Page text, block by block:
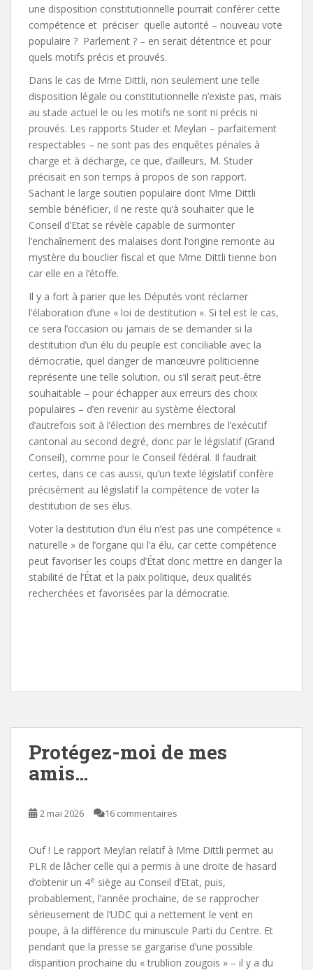
une disposition constitutionnelle pourrait conférer cette
compétence et préciser quelle autorité – nouveau vote
populaire ? Parlement ? – en serait détentrice et pour
quels motifs précis et prouvés.
Dans le cas de Mme Dittli, non seulement une telle
disposition légale ou constitutionnelle n’existe pas, mais
au stade actuel le ou les motifs ne sont ni précis ni
prouvés. Les rapports Studer et Meylan – parfaitement
respectables – ne sont pas des enquêtes pénales à
charge et à décharge, ce que, d’ailleurs, M. Studer
précisait en son temps à propos de son rapport.
Sachant le large soutien populaire dont Mme Dittli
semble bénéficier, il ne reste qu’à souhaiter que le
Conseil d’Etat se révèle capable de surmonter
l’enchaînement des malaises dont l’origine remonte au
mystère du bouclier fiscal et que Mme Dittli tienne bon
car elle en a l’étoffe.
Il y a fort à parier que les Députés vont réclamer
l’élaboration d’une « loi de destitution ». Si tel est le cas,
ce sera l’occasion ou jamais de se demander si la
destitution d’un élu du peuple est conciliable avec la
démocratie, quel danger de manœuvre politicienne
représente une telle solution, ou s’il serait peut-être
souhaitable – pour échapper aux erreurs des choix
populaires – d’en revenir au système électoral
d’autrefois soit à l’élection des membres de l’exécutif
cantonal au second degré, donc par le législatif (Grand
Conseil), comme pour le Conseil fédéral. Il faudrait
certes, dans ce cas aussi, qu’un texte législatif confère
précisément au législatif la compétence de voter la
destitution de ses élus.
Voter la destitution d’un élu n’est pas une compétence «
naturelle » de l’organe qui l’a élu, car cette compétence
peut favoriser les coups d’État donc mettre en danger la
stabilité de l’État et la paix politique, deux qualités
recherchées et favorisées par la démocratie.
Protégez-moi de mes
amis…
2 mai 2026 16 commentaires
Ouf ! Le rapport Meylan relatif à Mme Dittli permet au
PLR de lâcher celle qui a permis à une droite de hasard
d’obtenir un 4e siège au Conseil d’Etat, puis,
probablement, l’année prochaine, de se rapprocher
sérieusement de l’UDC qui a nettement le vent en
poupe, à la différence du minuscule Parti du Centre. Et
pendant que la presse se gargarise d’une possible
disparition prochaine du « trublion zougois » – il y a du